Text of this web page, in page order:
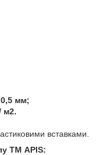
мм;
м2.
вставками.
ТМ APIS: